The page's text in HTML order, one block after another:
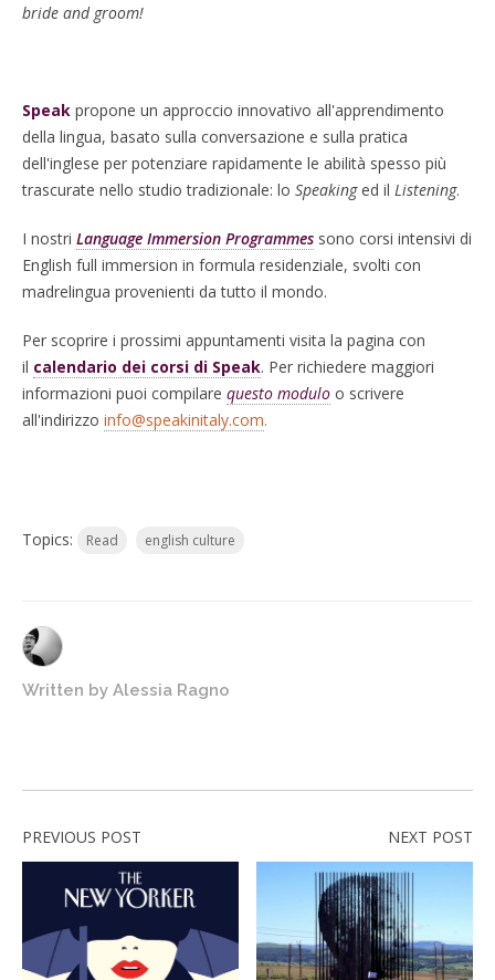
bride and groom!
Speak propone un approccio innovativo all'apprendimento
della lingua, basato sulla conversazione e sulla pratica
dell'inglese per potenziare rapidamente le abilità spesso più
trascurate nello studio tradizionale: lo Speakinged il Listening.
I nostri Language Immersion Programmes sono corsi intensivi di
English full immersion in formula residenziale, svolti con
madrelingua provenienti da tutto il mondo.
Per scoprire i prossimi appuntamenti visita la pagina con
il calendario dei corsi di Speak. Per richiedere maggiori
informazioni puoi compilare questo modulo o scrivere
all'indirizzo info@speakinitaly.com.
Topics: Read english culture
Written by Alessia Ragno
PREVIOUS POST NEXT POST